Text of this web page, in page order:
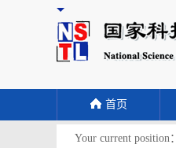
首页
Your current position：